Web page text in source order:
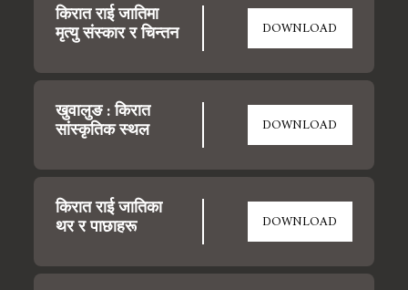
किरात राई जातिमा
मृत्यु संस्कार र चिन्तन DOWNLOAD
खुवालुङ : किरात
सांस्कृतिक स्थल DOWNLOAD
किरात राई जातिका
थर र पाछाहरू DOWNLOAD